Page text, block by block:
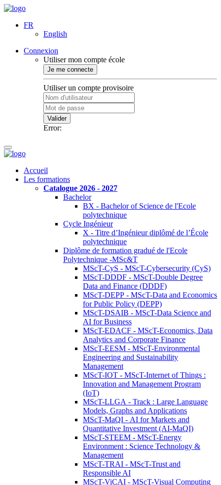
FR
English
Connexion
Utiliser mon compte école
Je me connecte
Utiliser un compte provisoire
Valider
Error:
Accueil
Les formations
Catalogue 2026 - 2027
Bachelor
BX - Bachelor of Science de l'Ecole
polytechnique
Cycle Ingénieur
X - Titre d’Ingénieur diplômé de l’École
polytechnique
Diplôme de formation gradué de l'Ecole
Polytechnique -MSc&T
MScT-CyS - MScT-Cybersecurity (CyS)
MScT-DDDF - MScT-Double Degree
Data and Finance (DDDF)
MScT-DEPP - MScT-Data and Economics
for Public Policy (DEPP)
MScT-DSAIB - MScT-Data Science and
AI for Business
MScT-EDACF - MScT-Economics, Data
Analytics and Corporate Finance
MScT-EESM - MScT-Environmental
Engineering and Sustainability
Management
MScT-IOT - MScT-Internet of Things :
Innovation and Management Program
(IoT)
MScT-LLGA - Track : Large Language
Models, Graphs and Applications
MScT-MaQI - AI for Markets and
Quantitative Investment (AI-MaQI)
MScT-STEEM - MScT-Energy
Environment : Science Technology &
Management
MScT-TRAI - MScT-Trust and
Responsible AI
MScT-ViCAI - MScT-Visual Computing